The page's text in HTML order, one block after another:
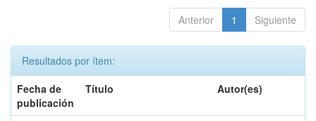
Anterior 1 Siguiente
Resultados por ítem:
Fecha de
publicación
Título Autor(es)